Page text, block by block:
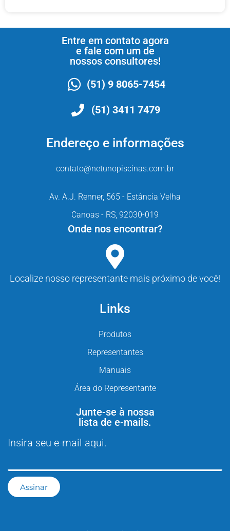
Entre em contato agora
e fale com um de
nossos consultores!
(51) 9 8065-7454
(51) 3411 7479
Endereço e informações
contato@netunopiscinas.com.br
Av. A.J. Renner, 565 - Estância Velha
Canoas - RS, 92030-019
Onde nos encontrar?
Localize nosso representante mais próximo de você!
Links
Produtos
Representantes
Manuais
Área do Representante
Junte-se à nossa
lista de e-mails.
Insira seu e-mail aqui.
Assinar